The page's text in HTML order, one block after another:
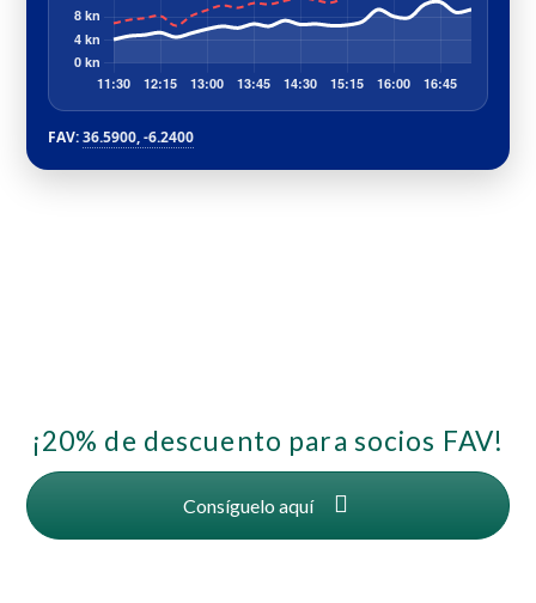
FAV:36.5900, -6.2400
¡20% de descuento para socios FAV!
Consíguelo aquí